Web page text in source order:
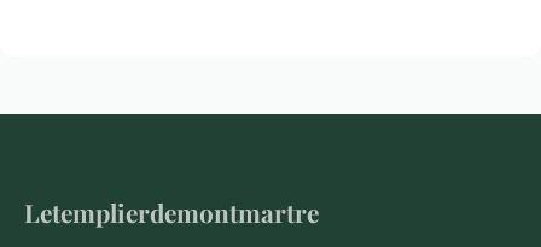
Letemplierdemontmartre